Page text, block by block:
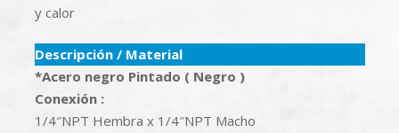
y calor
Descripción / Material
*Acero negro Pintado ( Negro )
Conexión :
1/4″NPT Hembra x 1/4″NPT Macho